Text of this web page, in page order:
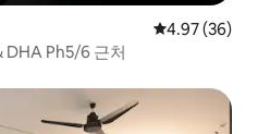
평점 4.97점(5
4.97 (36)
DHA Ph5/6 근처